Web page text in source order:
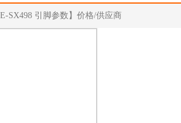
SX498 引脚参数】价格/供应商